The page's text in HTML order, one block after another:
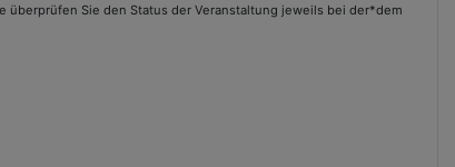
Sie den Status der Veranstaltung jeweils bei der*dem